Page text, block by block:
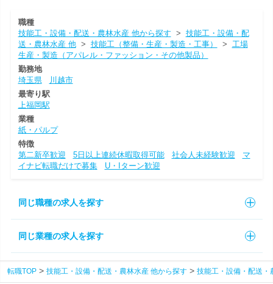
職種
技能工・設備・配送・農林水産 他から探す > 技能工・設備・配
送・農林水産 他> 技能工（整備・生産・製造・工事） > 工場
生産・製造（アパレル・ファッション・その他製品）
勤務地
埼玉県
川越市
最寄り駅
上福岡駅
業種
紙・パルプ
特徴
第二新卒歓迎
5日以上連続休暇取得可能 社会人未経験歓迎
マ
イナビ転職だけで募集
U・Iターン歓迎
同じ職種の求人を探す
同じ業種の求人を探す
転職TOP 技能工・設備・配送・農林水産 他から探す 技能工・設備・配送・